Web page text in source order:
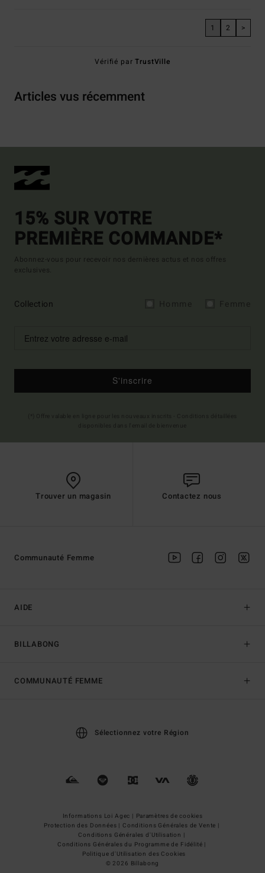
1 2 >
Vérifié parTrustVille
Articles vus récemment
15% SUR VOTRE
PREMIÈRE COMMANDE*
Abonnez-vous pour recevoir nos dernières actus et nos offres
exclusives.
Collection
S'inscrire
Trouver un magasin Contactez nous
AIDE
BILLABONG
Communauté Femme
COMMUNAUTÉ FEMME
Sélectionnez votre Région
Informations Loi Agec | Paramètres de cookies
Protection des Données | Conditions Générales de Vente |
Conditions Générales d'Utilisation |
Conditions Générales du Programme de Fidélité |
Politique d'Utilisation des Cookies
© 2026 Billabong